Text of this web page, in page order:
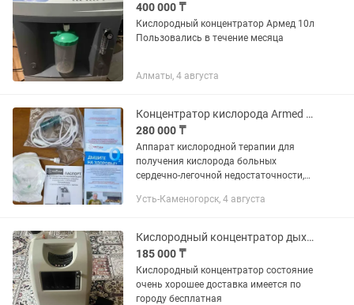
400 000 ₸
Кислородный концентратор Армед 10л
Пользовались в течение месяца
Алматы, 4 августа
Концентратор кислорода Armed 8F-5
280 000 ₸
Аппарат кислородной терапии для
получения кислорода больных
сердечно-легочной недостаточности,
дыхания:астма,Хобл,силикоз,онкологи
минуту.Куплен...
Усть-Каменогорск, 4 августа
Кислородный концентратор дыхательный аппарат
185 000 ₸
Кислородный концентратор состояние
очень хорошее доставка имеется по
городу бесплатная